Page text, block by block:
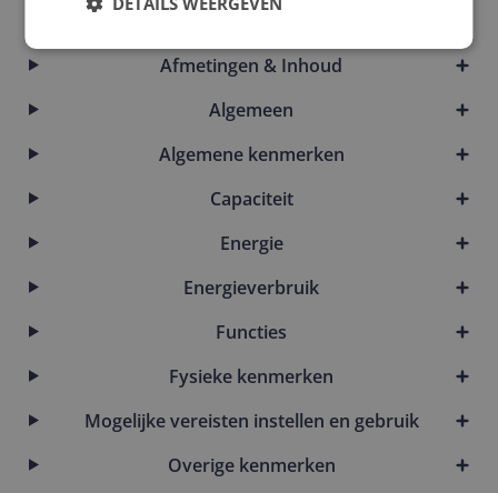
Afmetingen & Inhoud
Algemeen
Algemene kenmerken
Capaciteit
Energie
Energieverbruik
Functies
Fysieke kenmerken
Mogelijke vereisten instellen en gebruik
Overige kenmerken